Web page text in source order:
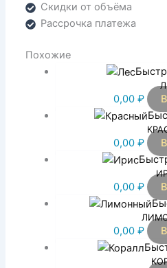
Скидки от объёма
Рассрочка платежа
Похожие
0,00 ₽
0,00 ₽
0,00 ₽
0,00 ₽